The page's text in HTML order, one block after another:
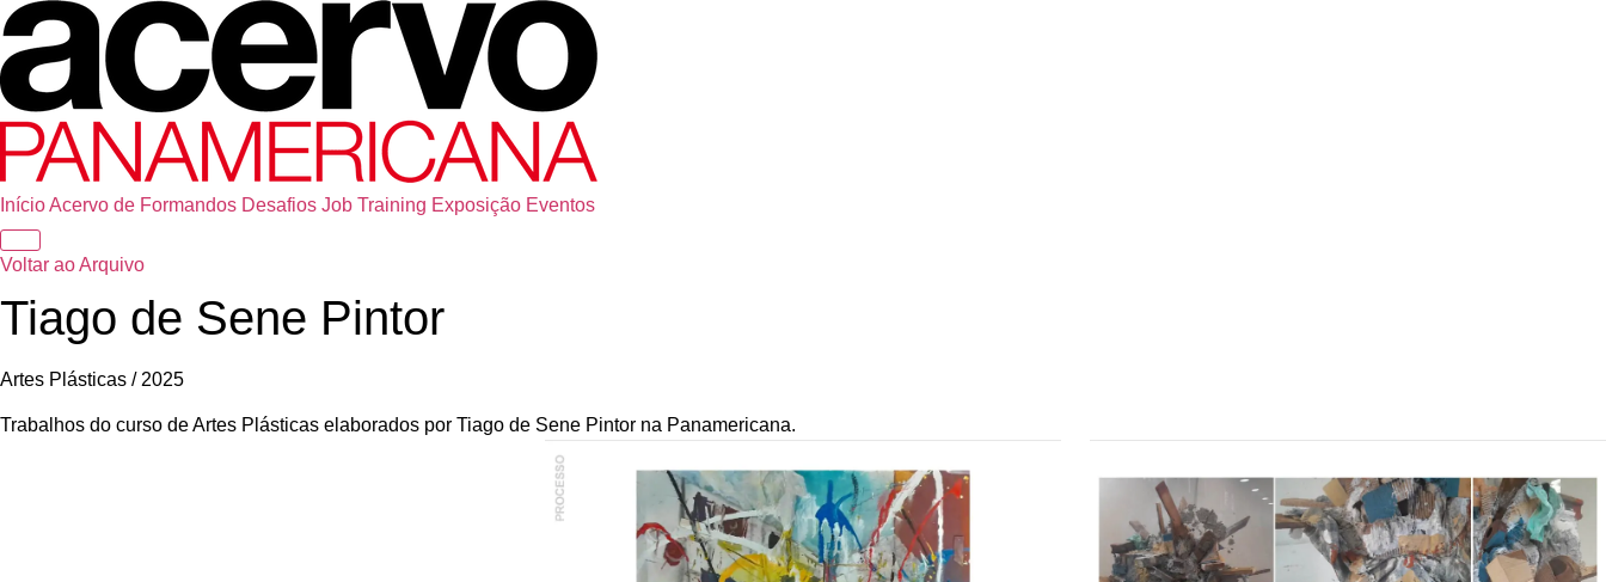
InícioAcervo de Formandos Desafios Job Training Exposição Eventos
Voltar ao Arquivo
Tiago de Sene Pintor
Artes Plásticas / 2025
Trabalhos do curso de Artes Plásticas elaborados por Tiago de Sene Pintor na Panamericana.